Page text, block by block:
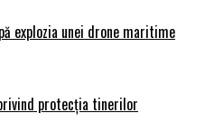
explozia unei drone maritime
protecția tinerilor